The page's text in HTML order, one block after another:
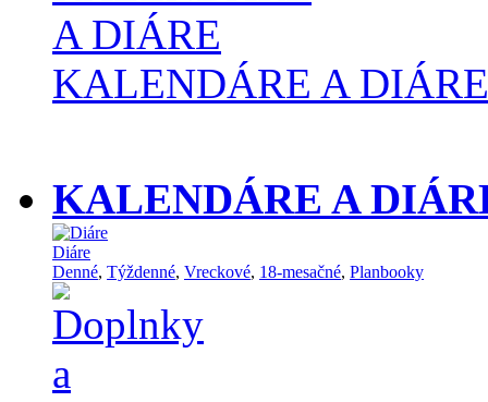
KALENDÁRE A DIÁRE
KALENDÁRE A
Diáre
Denné, Týždenné, Vreckové, 18-mesačné, Planbooky